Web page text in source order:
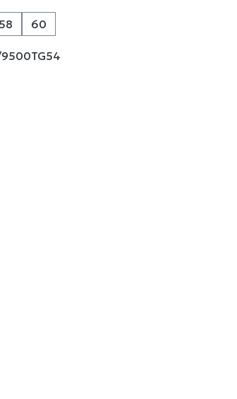
nije dostupna.)
nije dostupna.)
58 60
9500TG54